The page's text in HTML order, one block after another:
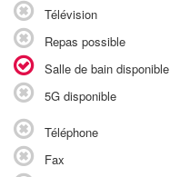
Télévision
Repas possible
Salle de bain disponible
5G disponible
Téléphone
Fax